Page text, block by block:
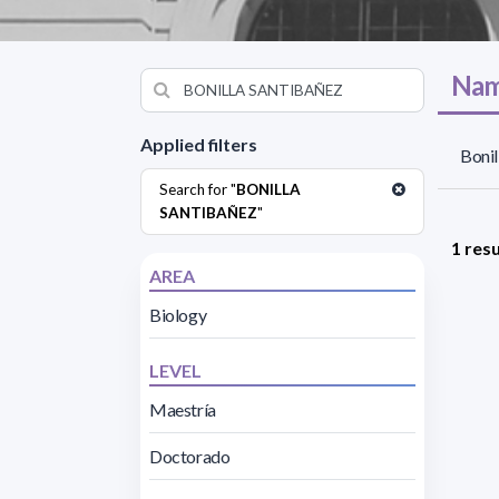
Applied filters
Search for "BONILLA
SANTIBAÑEZ"
AREA
Biology
LEVEL
Maestría
Doctorado
1